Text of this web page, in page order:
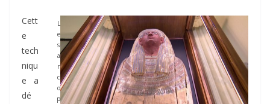
L
e
s
a
r
c
o
p
Cett
e
tech
niqu
e a
dé